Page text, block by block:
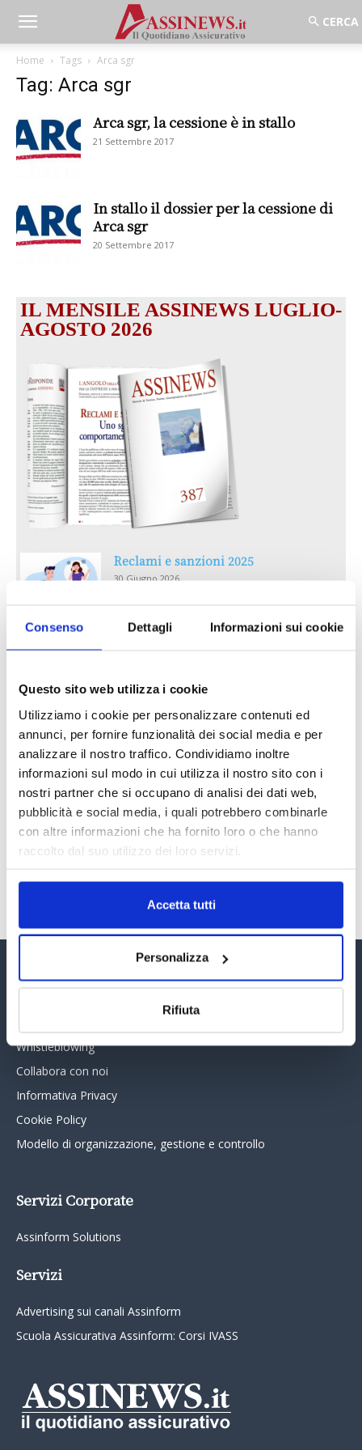
Consenso Dettagli Informazioni sui cookie
Questo sito web utilizza i cookie
Utilizziamo i cookie per personalizzare contenuti ed
annunci, per fornire funzionalità dei social media e per
analizzare il nostro traffico. Condividiamo inoltre
informazioni sul modo in cui utilizza il nostro sito con i
nostri partner che si occupano di analisi dei dati web,
pubblicità e social media, i quali potrebbero combinarle
con altre informazioni che ha fornito loro o che hanno
raccolto dal suo utilizzo dei loro servizi.
Accetta tutti
Personalizza
Rifiuta
Home Tags Arca sgr
Tag: Arca sgr
Arca sgr, la cessione è in stallo
21 Settembre 2017
In stallo il dossier per la cessione di
Arca sgr
20 Settembre 2017
IL MENSILE ASSINEWS LUGLIO-
AGOSTO 2026
Reclami e sanzioni 2025
30 Giugno 2026
LA GESTIONE DELLA REPUTAZIONE.
Il “Modulo CAI” diventa digitale
30 Giugno 2026
PREMI 2025. I TOP TEN
30 Giugno 2026
Assinform Editore
Whistleblowing
Collabora con noi
Informativa Privacy
Cookie Policy
Modello di organizzazione, gestione e controllo
Servizi Corporate
Assinform Solutions
Servizi
Advertising sui canali Assinform
Scuola Assicurativa Assinform: Corsi IVASS